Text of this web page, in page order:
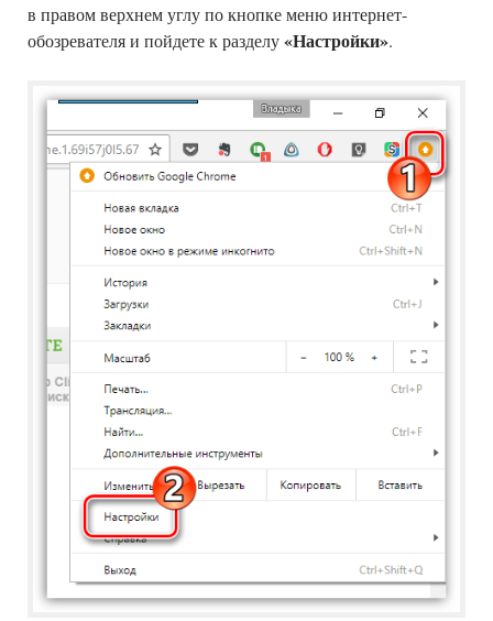
в правом верхнем углу по кнопке меню интернет-
обозревателя и пойдете к разделу«Настройки».